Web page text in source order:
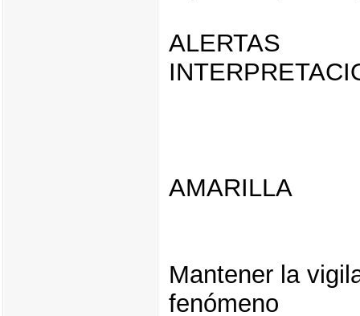
ALERTAS
AMARILLA
Mantener la
fenómeno